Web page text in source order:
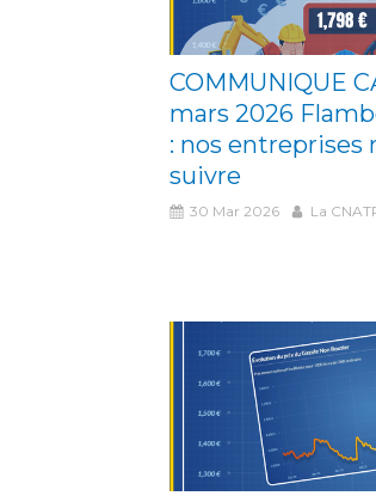
COMMUNIQUE
mars 2026
: nos entreprises
suivre
30 Mar 2026 La